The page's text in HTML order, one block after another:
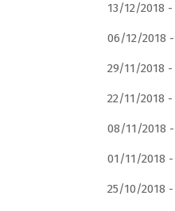
13/12/2018 -
06/12/2018 -
29/11/2018 -
22/11/2018 -
08/11/2018 -
01/11/2018 -
25/10/2018 -